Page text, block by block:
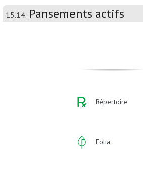
15.14. Pansements actifs
Répertoire
Folia